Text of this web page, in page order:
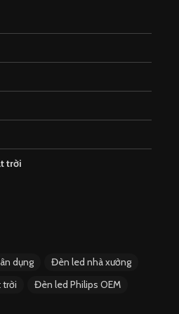
trời
dụng
Đèn led nhà xưởng
trời
Đèn led Philips OEM